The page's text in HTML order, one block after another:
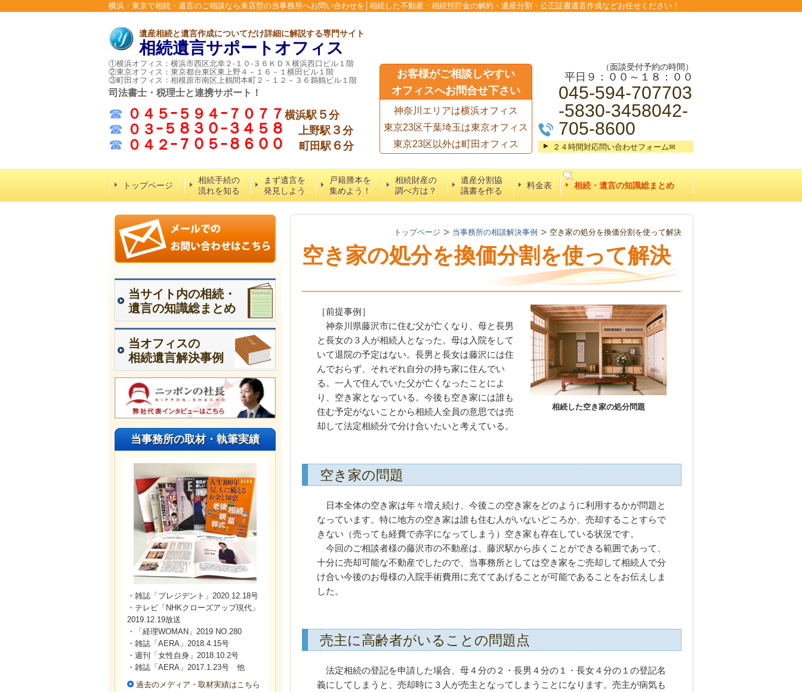
横浜・東京で相続・遺言のご相談なら来店型の当事務所へお問い合わせを│相続した不動産・相続預貯金の解約・遺産分割・公正証書遺言作成などお任せください！
遺産相続と遺言作成についてだけ詳細に解説する専門サイト
相続遺言サポートオフィス
①横浜オフィス：横浜市西区北幸２-１０-３６ＫＤＸ横浜西口ビル１階
②東京オフィス：東京都台東区東上野４－１６－１横田ビル１階
③町田オフィス：相模原市南区上鶴間本町２－１２－３６鵜鶴ビル１階
司法書士・税理士と連携サポート！
☎ ０４５ｰ５９４ｰ７０７７ 横浜駅 ５ 分
☎ ０３ｰ５８３０ｰ３４５８ 上野駅 ３ 分
☎ ０４２ｰ７０５ｰ８６００ 町田駅 ６ 分
お客様がご相談しやすい
オフィスへお問合せ下さい
神奈川エリアは横浜オフィス
東京23区千葉埼玉は東京オフィス
東京23区以外は町田オフィス
（面談受付予約の時間）
平日９：００～１８：００
045-594-707703
-5830-3458042-
705-8600
２４時間対応問い合わせフォーム✉
トップページ
相続手続の
流れを知る
まず遺言を
発見しよう
戸籍謄本を
集めよう！
相続財産の
調べ方は？
遺産分割協
議書を作る
料金表 相続・遺言の知識総まとめ
トップページ 当事務所の相談解決事例 空き家の処分を換価分割を使って解決
空き家の処分を換価分割を使って解決
相続した空き家の処分問題
［前提事例］
神奈川県藤沢市に住む父が亡くなり、母と長男
と長女の３人が相続人となった。母は入院をして
いて退院の予定はない。長男と長女は藤沢には住
んでおらず、それぞれ自分の持ち家に住んでい
る。一人で住んでいた父が亡くなったことによ
り、空き家となっている。今後も空き家には誰も
住む予定がないことから相続人全員の意思では売
却して法定相続分で分け合いたいと考えている。
空き家の問題
日本全体の空き家は年々増え続け、今後この空き家をどのように利用するかが問題と
なっています。特に地方の空き家は誰も住む人がいないどころか、売却することすらで
きない（売っても経費で赤字になってしまう）空き家も存在している状況です。
今回のご相談者様の藤沢市の不動産は、藤沢駅から歩くことができる範囲であって、
十分に売却可能な不動産でしたので、当事務所としては空き家をご売却して相続人で分
け合い今後のお母様の入院手術費用に充ててあげることが可能であることをお伝えしま
した。
売主に高齢者がいることの問題点
法定相続の登記を申請した場合、母４分の２・長男４分の１・長女４分の１の登記名
義にしてしまうと、売却時に３人が売主となってしまうことになります。売主が病気も
当サイト内の相続・
遺言の知識総まとめ
当オフィスの
相続遺言解決事例
当事務所の取材・執筆実績
・雑誌「プレジデント」2020.12.18号
・テレビ「NHKクローズアップ現代」
2019.12.19放送
・「経理WOMAN」2019 NO.280
・雑誌「AERA」2018.4.15号
・週刊「女性自身」2018.10.2号
・雑誌「AERA」2017.1.23号 他
過去のメディア・取材実績はこちら